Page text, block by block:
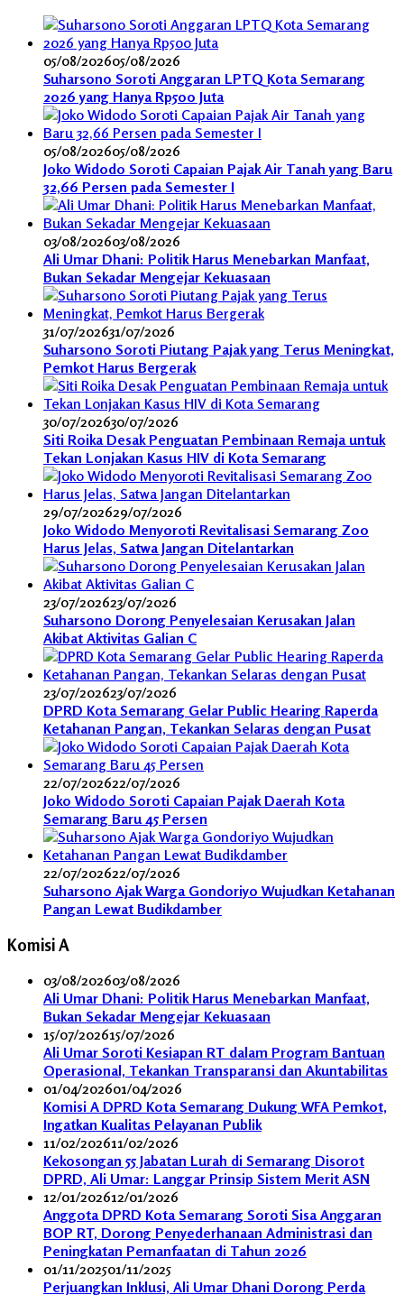
05/08/202605/08/2026
Suharsono Soroti Anggaran LPTQ Kota Semarang
2026 yang Hanya Rp500 Juta
05/08/202605/08/2026
Joko Widodo Soroti Capaian Pajak Air Tanah yang Baru
32,66 Persen pada Semester I
03/08/202603/08/2026
Ali Umar Dhani: Politik Harus Menebarkan Manfaat,
Bukan Sekadar Mengejar Kekuasaan
31/07/202631/07/2026
Suharsono Soroti Piutang Pajak yang Terus Meningkat,
Pemkot Harus Bergerak
30/07/202630/07/2026
Siti Roika Desak Penguatan Pembinaan Remaja untuk
Tekan Lonjakan Kasus HIV di Kota Semarang
29/07/202629/07/2026
Joko Widodo Menyoroti Revitalisasi Semarang Zoo
Harus Jelas, Satwa Jangan Ditelantarkan
23/07/202623/07/2026
Suharsono Dorong Penyelesaian Kerusakan Jalan
Akibat Aktivitas Galian C
23/07/202623/07/2026
DPRD Kota Semarang Gelar Public Hearing Raperda
Ketahanan Pangan, Tekankan Selaras dengan Pusat
22/07/202622/07/2026
Joko Widodo Soroti Capaian Pajak Daerah Kota
Semarang Baru 45 Persen
22/07/202622/07/2026
Suharsono Ajak Warga Gondoriyo Wujudkan Ketahanan
Pangan Lewat Budikdamber
Komisi A
03/08/202603/08/2026
Ali Umar Dhani: Politik Harus Menebarkan Manfaat,
Bukan Sekadar Mengejar Kekuasaan
15/07/202615/07/2026
Ali Umar Soroti Kesiapan RT dalam Program Bantuan
Operasional, Tekankan Transparansi dan Akuntabilitas
01/04/202601/04/2026
Komisi A DPRD Kota Semarang Dukung WFA Pemkot,
Ingatkan Kualitas Pelayanan Publik
11/02/202611/02/2026
Kekosongan 55 Jabatan Lurah di Semarang Disorot
DPRD, Ali Umar: Langgar Prinsip Sistem Merit ASN
12/01/202612/01/2026
Anggota DPRD Kota Semarang Soroti Sisa Anggaran
BOP RT, Dorong Penyederhanaan Administrasi dan
Peningkatan Pemanfaatan di Tahun 2026
01/11/202501/11/2025
Perjuangkan Inklusi, Ali Umar Dhani Dorong Perda